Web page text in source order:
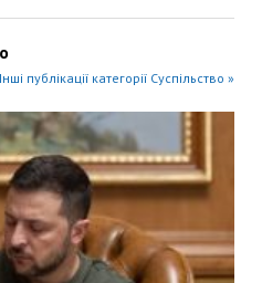
Інші публікації категорії Суспільство »